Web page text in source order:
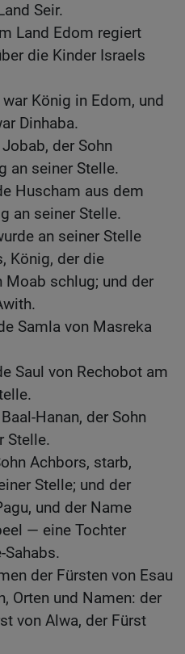
Seir.
Land Edom regiert
die Kinder Israels
König in Edom, und
Dinhaba.
der Sohn
an seiner Stelle.
Huscham aus dem
an seiner Stelle.
an seiner Stelle
König, der die
schlug; und der
Samla von Masreka
Saul von Rechobot am
Hanan, der Sohn
Stelle.
Achbors, starb,
Stelle; und der
und der Name
— eine Tochter
der Fürsten von Esau
Orten und Namen: der
von Alwa, der Fürst